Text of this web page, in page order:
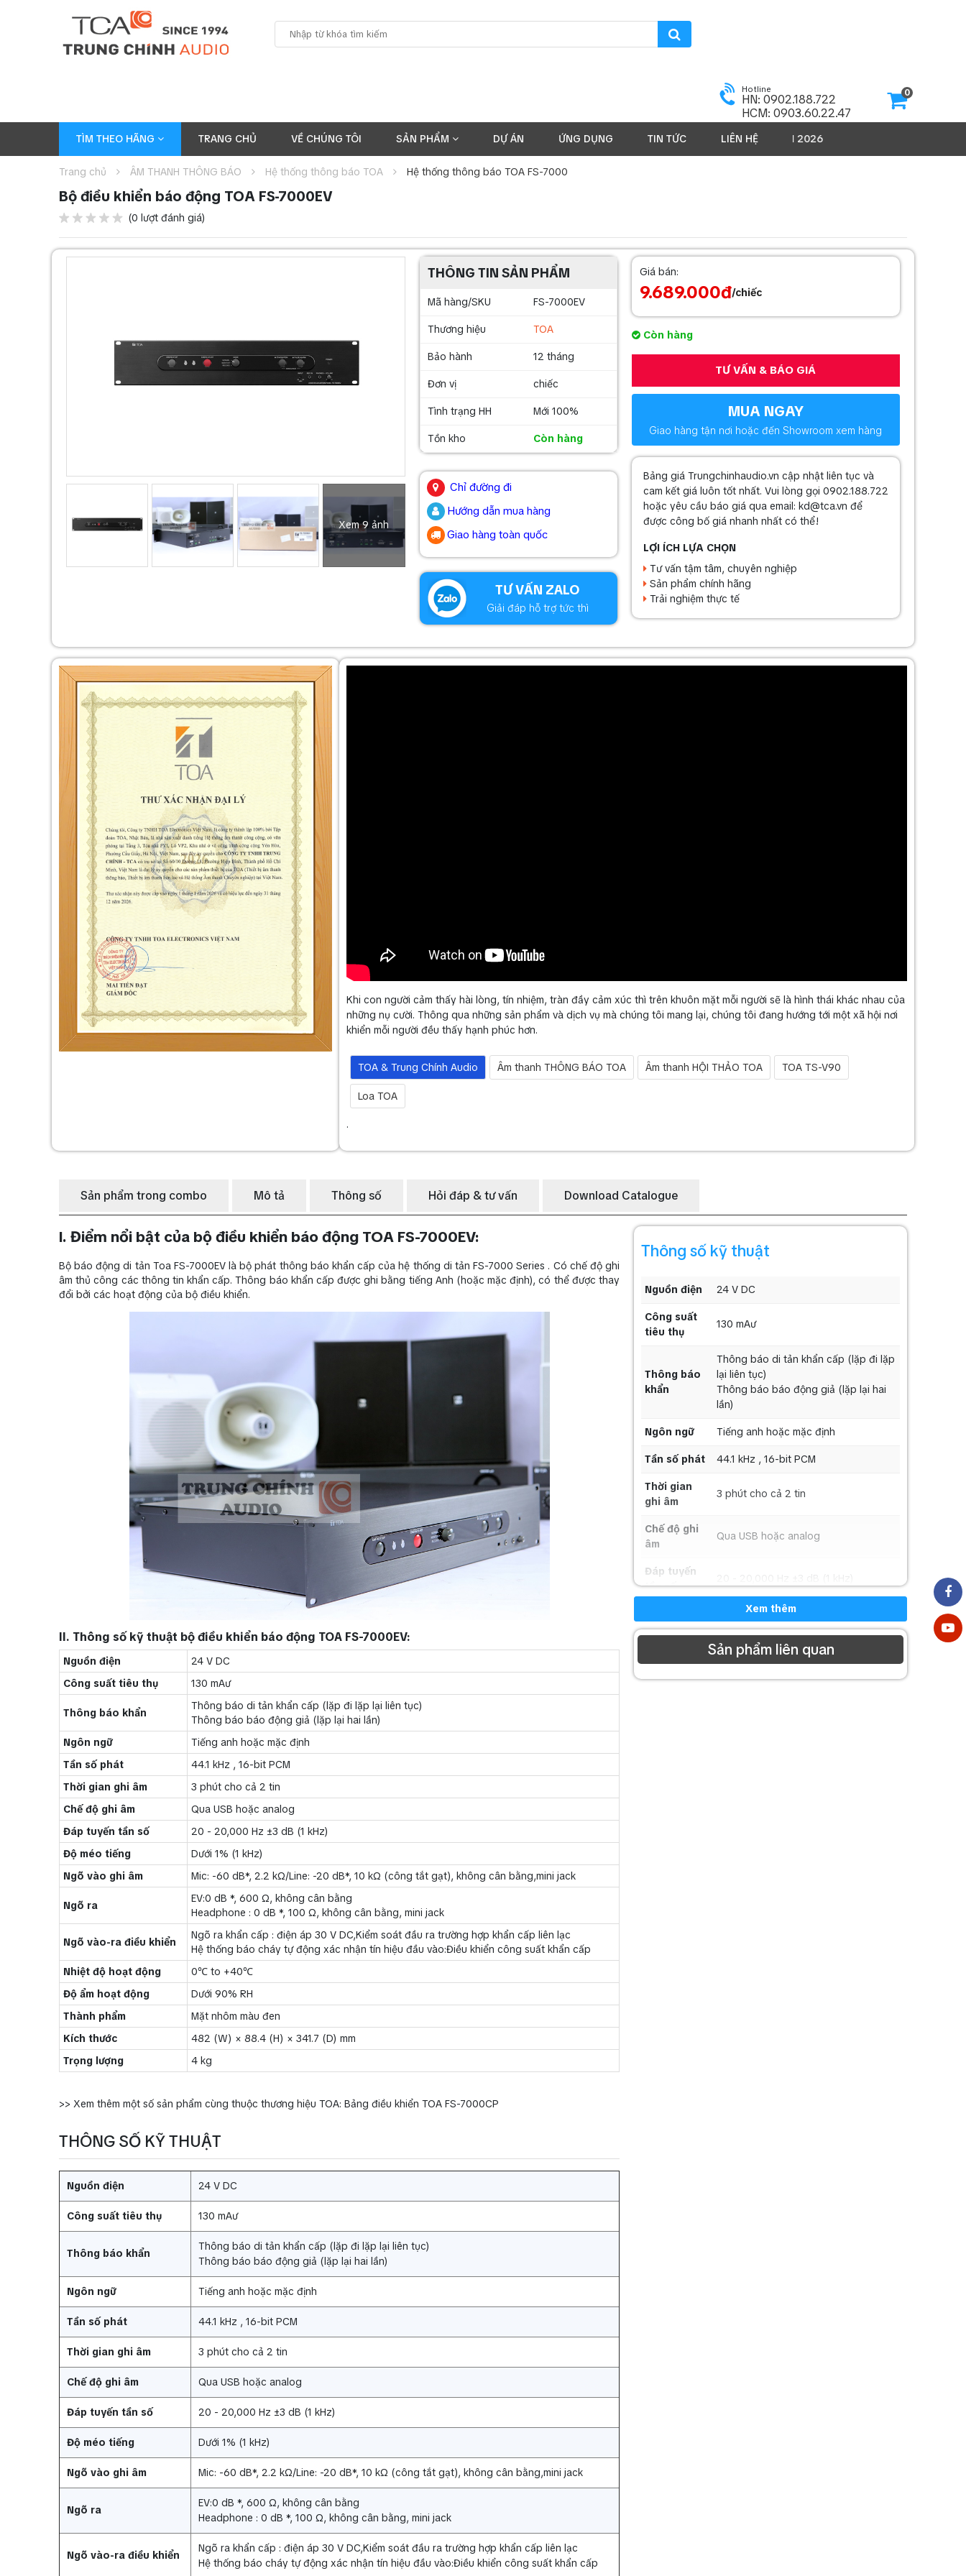
Hotline
HN: 0902.188.722
HCM: 0903.60.22.47
0
TÌM THEO HÃNG TRANG CHỦ VỀ CHÚNG TÔI SẢN PHẨM DỰ ÁN ỨNG DỤNG TIN TỨC LIÊN HỆ
Trang chủ ÂM THANH THÔNG BÁO Hệ thống thông báo TOA Hệ thống thông báo TOA FS-7000
Bộ điều khiển báo động TOA FS-7000EV
(0 lượt đánh giá)
Xem 9 ảnh
THÔNG TIN SẢN PHẨM
Mã hàng/SKU FS-7000EV
Thương hiệu TOA
Bảo hành 12 tháng
Đơn vị chiếc
Tình trạng HH Mới 100%
Tồn kho
Còn hàng
Chỉ đường đi
Hướng dẫn mua hàng
Giao hàng toàn quốc
TƯ VẤN ZALO
Giải đáp hỗ trợ tức thì
Giá bán:
9.689.000đ/chiếc
Còn hàng
TƯ VẤN & BÁO GIÁ
MUA NGAY
Giao hàng tận nơi hoặc đến Showroom xem hàng
Bảng giá Trungchinhaudio.vn cập nhật liên tục và
cam kết giá luôn tốt nhất. Vui lòng gọi 0902.188.722
hoặc yêu cầu báo giá qua email: kd@tca.vn để
được công bố giá nhanh nhất có thể!
LỢI ÍCH LỰA CHỌN
Tư vấn tậm tâm, chuyên nghiệp
Sản phẩm chính hãng
Trải nghiệm thực tế
Khi con người cảm thấy hài lòng, tín nhiệm, tràn đầy cảm xúc thì trên khuôn mặt mỗi người sẽ là hình thái khác nhau của
những nụ cười. Thông qua những sản phẩm và dịch vụ mà chúng tôi mang lại, chúng tôi đang hướng tới một xã hội nơi
khiển mỗi người đều thấy hạnh phúc hơn.
TOA & Trung Chính Audio Âm thanh THÔNG BÁO TOA Âm thanh HỘI THẢO TOA TOA TS-V90
Loa TOA
.
Sản phẩm trong combo Mô tả Thông số Hỏi đáp & tư vấn Download Catalogue
I. Điểm nổi bật của bộ điều khiển báo động TOA FS-7000EV:
Bộ báo động di tản Toa FS-7000EV là bộ phát thông báo khẩn cấp của hệ thống di tản FS-7000 Series . Có chế độ ghi
âm thủ công các thông tin khẩn cấp. Thông báo khẩn cấp được ghi bằng tiếng Anh (hoặc mặc định), có thể được thay
đổi bởi các hoạt động của bộ điều khiển.
II. Thông số kỹ thuật bộ điều khiển báo động TOA FS-7000EV:
Nguồn điện
24 V DC
Công suất tiêu thụ
130 mAư
Thông báo khẩn
Thông báo di tản khẩn cấp (lặp đi lặp lại liên tục)
Thông báo báo động giả (lặp lại hai lần)
Ngôn ngữ
Tiếng anh hoặc mặc định
Tần số phát
44.1 kHz , 16-bit PCM
Thời gian ghi âm
3 phút cho cả 2 tin
Chế độ ghi âm
Qua USB hoặc analog
Đáp tuyến tần số
20 - 20,000 Hz ±3 dB (1 kHz)
Độ méo tiếng
Dưới 1% (1 kHz)
Ngõ vào ghi âm
Mic: -60 dB*, 2.2 kΩ/Line: -20 dB*, 10 kΩ (công tắt gạt), không cân bằng,mini jack
Ngõ ra
EV:0 dB *, 600 Ω, không cân bằng
Headphone : 0 dB *, 100 Ω, không cân bằng, mini jack
Ngõ vào-ra điều khiển
Ngõ ra khẩn cấp : điện áp 30 V DC,Kiểm soát đầu ra trường hợp khẩn cấp liên lạc
Hệ thống báo cháy tự động xác nhận tín hiệu đầu vào:Điều khiển công suất khẩn cấp
Nhiệt độ hoạt động
0℃ to +40℃
Độ ẩm hoạt động
Dưới 90% RH
Thành phẩm
Mặt nhôm màu đen
Kích thước
482 (W) × 88.4 (H) × 341.7 (D) mm
Trọng lượng
4 kg
>> Xem thêm một số sản phẩm cùng thuộc thương hiệu TOA: Bảng điều khiển TOA FS-7000CP
THÔNG SỐ KỸ THUẬT
Nguồn điện 24 V DC
Công suất tiêu thụ 130 mAư
Thông báo khẩn
Thông báo di tản khẩn cấp (lặp đi lặp lại liên tục)
Thông báo báo động giả (lặp lại hai lần)
Ngôn ngữ Tiếng anh hoặc mặc định
Tần số phát 44.1 kHz , 16-bit PCM
Thời gian ghi âm 3 phút cho cả 2 tin
Chế độ ghi âm Qua USB hoặc analog
Đáp tuyến tần số 20 - 20,000 Hz ±3 dB (1 kHz)
Độ méo tiếng Dưới 1% (1 kHz)
Ngõ vào ghi âm Mic: -60 dB*, 2.2 kΩ/Line: -20 dB*, 10 kΩ (công tắt gạt), không cân bằng,mini jack
Ngõ ra
EV:0 dB *, 600 Ω, không cân bằng
Headphone : 0 dB *, 100 Ω, không cân bằng, mini jack
Ngõ vào-ra điều khiển
Ngõ ra khẩn cấp : điện áp 30 V DC,Kiểm soát đầu ra trường hợp khẩn cấp liên lạc
Hệ thống báo cháy tự động xác nhận tín hiệu đầu vào:Điều khiển công suất khẩn cấp
Thông số kỹ thuật
Nguồn điện 24 V DC
Công suất
tiêu thụ
130 mAư
Thông báo
khẩn
Thông báo di tản khẩn cấp (lặp đi lặp
lại liên tục)
Thông báo báo động giả (lặp lại hai
lần)
Ngôn ngữ Tiếng anh hoặc mặc định
Tần số phát 44.1 kHz , 16-bit PCM
Thời gian
ghi âm
3 phút cho cả 2 tin
Chế độ ghi
âm
Qua USB hoặc analog
Đáp tuyến
tần số
20 - 20,000 Hz ±3 dB (1 kHz)
tiếng
Dưới 1% (1 kHz)
Ngõ vào ghi
âm
Mic: -60 dB*, 2.2 kΩ/Line: -20 dB*, 10
Xem thêm
Sản phẩm liên quan